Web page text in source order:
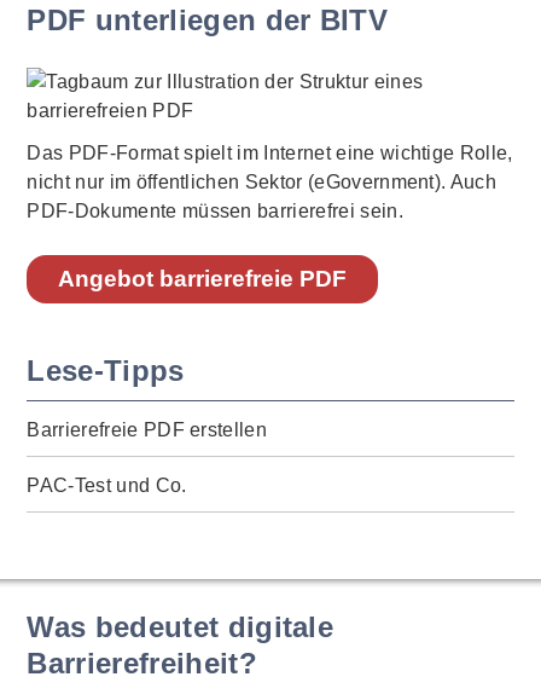
PDF unterliegen der BITV
Das PDF-Format spielt im Internet eine wichtige Rolle,
nicht nur im öffentlichen Sektor (eGovernment). Auch
PDF-Dokumente müssen barrierefrei sein.
Angebot barrierefreie PDF
Lese-Tipps
Barrierefreie PDF erstellen
PAC-Test und Co.
Was bedeutet digitale
Barrierefreiheit?